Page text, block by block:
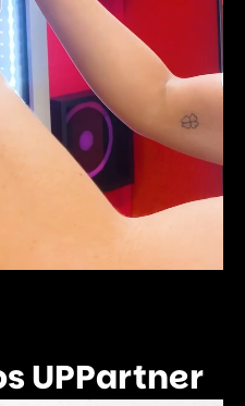
UPPartner